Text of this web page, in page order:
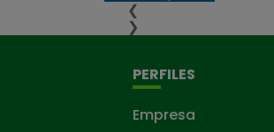
❮
❯
PERFILES
Empresa